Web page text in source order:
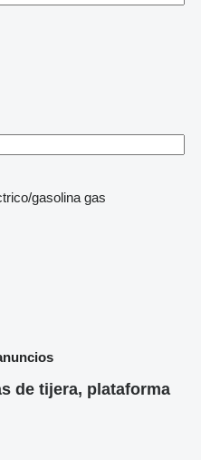
gasolina gas
de tijera, plataforma